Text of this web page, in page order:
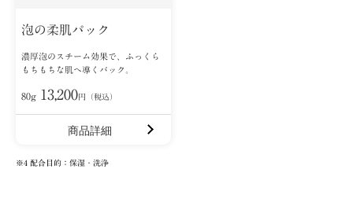
泡の柔肌パック
濃厚泡のスチーム効果で、ふっくら
もちもちな肌へ導くパック。
80g 13,200 円（税込）
商品詳細
※4 配合目的：保湿・洗浄